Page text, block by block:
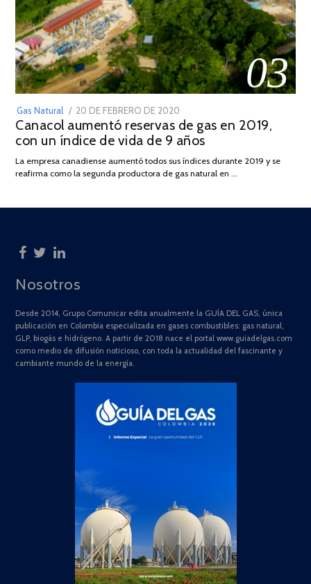
03
Gas Natural
POSTED
ON
20 DE FEBRERO DE 2020
DE
JULIO
2025
Canacol aumentó reservas de gas en 2019,
con un índice de vida de 9 años
La empresa canadiense aumentó todos sus índices durante 2019 y se
reafirma como la segunda productora de gas natural en …
Nosotros
Desde 2014, Grupo Comunicar edita anualmente la GUÍA DEL GAS, única
publicación en Colombia especializada en gases combustibles: gas natural,
GLP, biogás e hidrógeno. A partir de 2018 nace el portal www.guiadelgas.com
como medio de difusión noticioso, con toda la actualidad del fascinante y
cambiante mundo de la energía.